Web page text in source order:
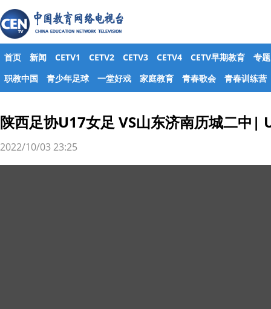
首页 新闻 CETV1 CETV2 CETV3 CETV4 CETV早期教育
专题
职教中国
青少年足球 一堂好戏 家庭教育 青春歌会 青春训练营
陕西足协U17女足 VS山东济南历城二中|
2022/10/03 23:25